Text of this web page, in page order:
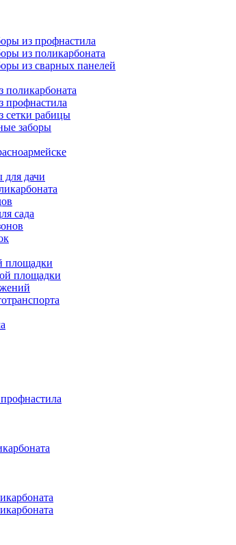
из профнастила
из поликарбоната
из сварных панелей
профнастила
сетки рабицы
заборы
для дачи
сада
площадки
площадки